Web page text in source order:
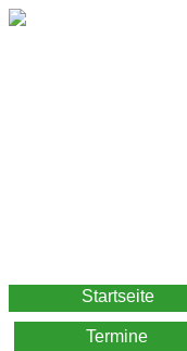
Startseite
Termine